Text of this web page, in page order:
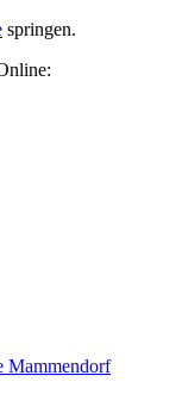
springen.